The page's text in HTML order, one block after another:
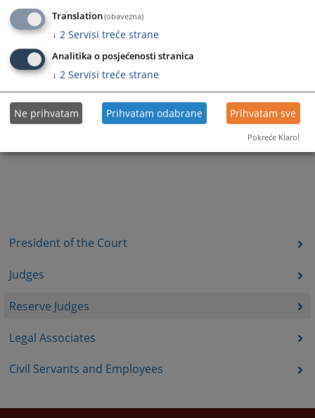
President of the Court
Judges
Reserve Judges
Legal Associates
Civil Servants and Employees
Translation(obavezna)
↓ 2 Servisi treće strane
Analitika o posjećenosti stranica
↓ 2 Servisi treće strane
Ne prihvatam Prihvatam odabrane Prihvatam sve
Pokreće Klaro!